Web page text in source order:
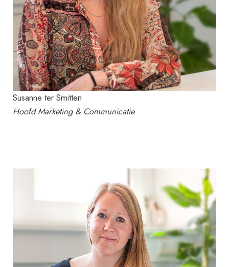
Susanne ter Smitten
Hoofd Marketing & Communicatie